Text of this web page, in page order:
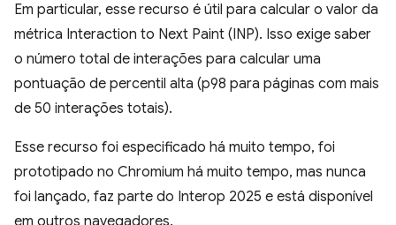
Em particular, esse recurso é útil para calcular o valor da
métrica Interaction to Next Paint (INP). Isso exige saber
o número total de interações para calcular uma
pontuação de percentil alta (p98 para páginas com mais
de 50 interações totais).
Esse recurso foi especificado há muito tempo, foi
prototipado no Chromium há muito tempo, mas nunca
foi lançado, faz parte do Interop 2025 e está disponível
em outros navegadores.